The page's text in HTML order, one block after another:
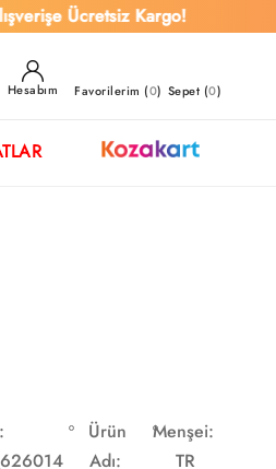
Ücretsiz Kargo!
Hesabım Favorilerim (0) Sepet (0)
Ürün
Adı:
Menşei:
TR